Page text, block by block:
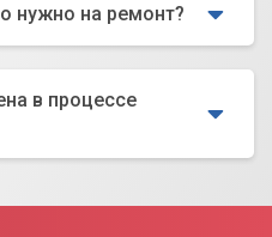
нужно на ремонт?
в процессе